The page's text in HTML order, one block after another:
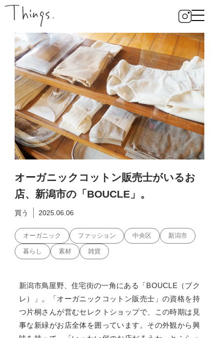
オーガニックコットン販売士がいるお
店、新潟市の「BOUCLE」。
買う 2025.06.06
オーガニック ファッション 中央区 新潟市
暮らし 素材 雑貨
新潟市鳥屋野、住宅街の一角にある「BOUCLE（ブク
レ）」。「オーガニックコットン販売士」の資格を持
つ片桐さんが営むセレクトショップで、この時期は見
事な新緑がお店全体を囲っています。その外観から興